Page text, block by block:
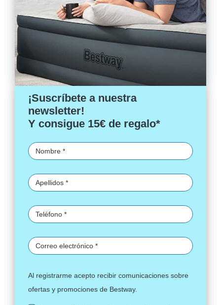
¡Suscríbete a nuestra
newsletter!
Y consigue 15€ de regalo*
Al registrarme acepto recibir comunicaciones sobre
ofertas y promociones de Bestway.